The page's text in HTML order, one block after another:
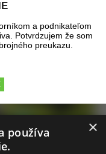
a podnikateľom
Potvrdzujem že som
preukazu.
×
používa